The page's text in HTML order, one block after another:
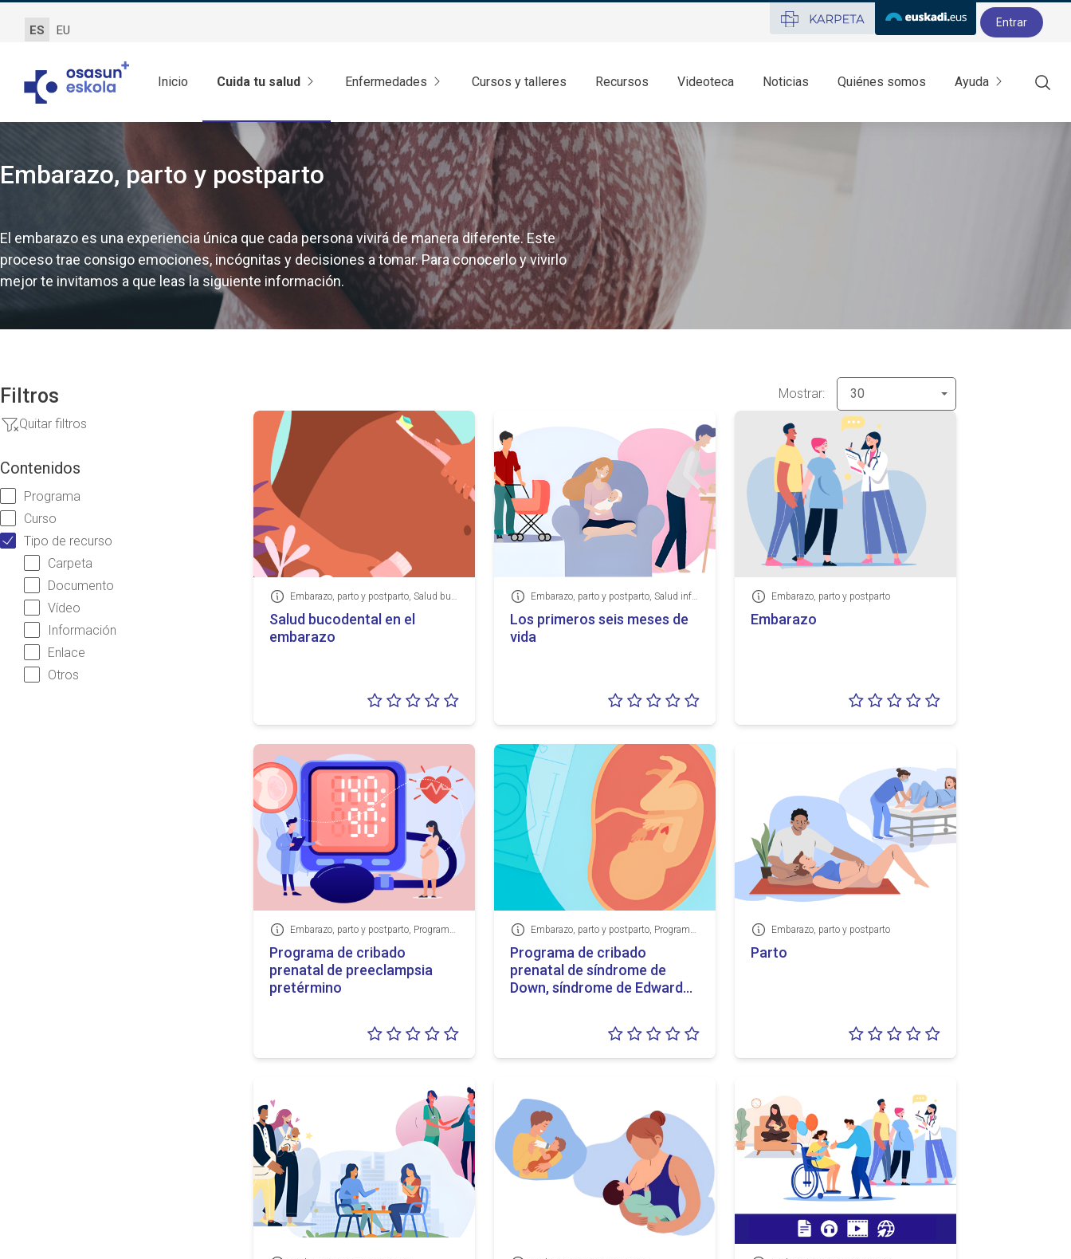
ES EU
Entrar
Inicio Cuida tu salud Enfermedades Cursos y talleres Recursos Videoteca Noticias Quiénes somos Ayuda
Embarazo, parto y postparto
El embarazo es una experiencia única que cada persona vivirá de manera diferente. Este
proceso trae consigo emociones, incógnitas y decisiones a tomar. Para conocerlo y vivirlo
mejor te invitamos a que leas la siguiente información.
Filtros
Quitar filtros
Contenidos
Programa
Curso
Tipo de recurso
Carpeta
Documento
Vídeo
Información
Enlace
Otros
Mostrar: 30
Información
Embarazo, parto y postparto, Salud bucodental
Salud bucodental en el
embarazo
Valoración:
Información
Embarazo, parto y postparto, Salud infantil
Los primeros seis meses de
vida
Valoración:
Información
Embarazo, parto y postparto
Embarazo
Valoración:
Información
Embarazo, parto y postparto, Programas de detección precoz
Programa de cribado
prenatal de preeclampsia
pretérmino
Valoración:
Información
Embarazo, parto y postparto, Programas de detección precoz
Programa de cribado
prenatal de síndrome de
Down, síndrome de Edwards
Valoración:
Información
Embarazo, parto y postparto
Parto
Valoración: